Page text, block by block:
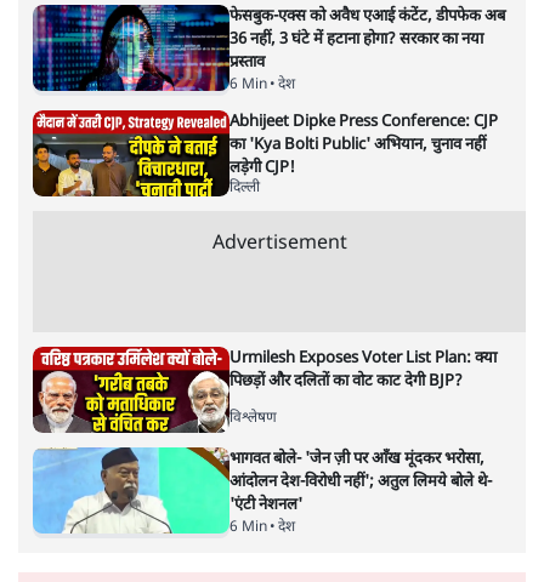
Mohan Bhagwat Defends Gen Z! "Part
of the LGBTQ Community"—Is This
the RSS's New Move?
विश्लेषण
Advertisement
'बंगाल में मस्जिदों से लाउडस्पीकर हटाने का दबाव
फेसबुक-एक्स को अवैध एआई कंटेंट, डीपफेक अब
36 नहीं, 3 घंटे में हटाना होगा? सरकार का नया
6 Min•
Abhijeet Dipke Press Conference: CJP
का 'Kya Bolti Public' अभियान, चुनाव नहीं
लड़ेगी CJP!
दिल्ली